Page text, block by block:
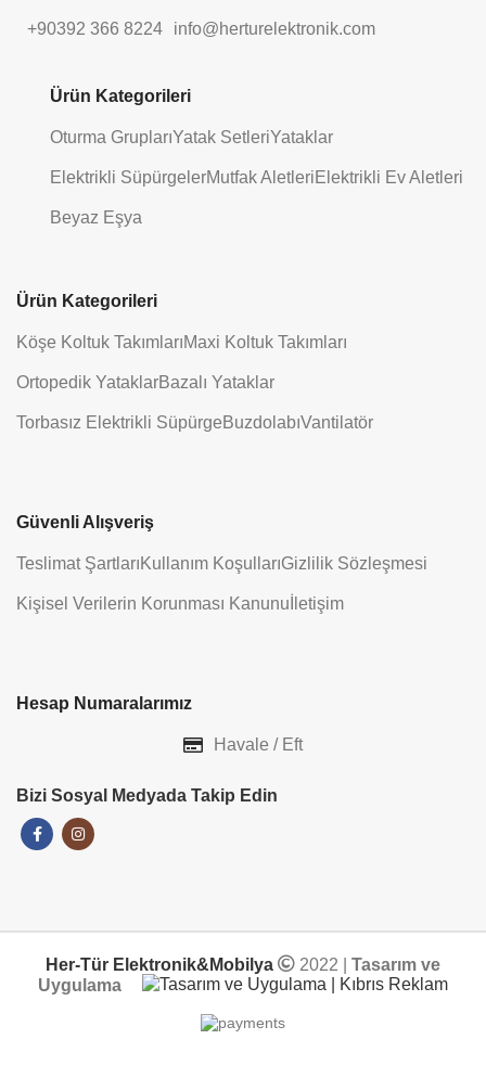
+90392 366 8224 info@herturelektronik.com
Ürün Kategorileri
Oturma GruplarıYatak SetleriYataklar
Elektrikli SüpürgelerMutfak AletleriElektrikli Ev Aletleri
Beyaz Eşya
Ürün Kategorileri
Köşe Koltuk TakımlarıMaxi Koltuk Takımları
Ortopedik YataklarBazalı Yataklar
Torbasız Elektrikli SüpürgeBuzdolabıVantilatör
Güvenli Alışveriş
Teslimat ŞartlarıKullanım KoşullarıGizlilik Sözleşmesi
Kişisel Verilerin Korunması Kanunu İletişim
Hesap Numaralarımız
Havale / Eft
Bizi Sosyal Medyada Takip Edin
Her-Tür Elektronik&Mobilya 2022 | Tasarım ve
Uygulama